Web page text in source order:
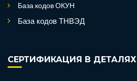
База кодов ОКУН
База кодов ТНВЭД
СЕРТИФИКАЦИЯ В ДЕТАЛЯХ